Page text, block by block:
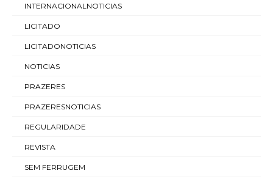
INTERNACIONALNOTICIAS
LICITADO
LICITADONOTICIAS
NOTICIAS
PRAZERES
PRAZERESNOTICIAS
REGULARIDADE
REVISTA
SEM FERRUGEM